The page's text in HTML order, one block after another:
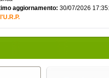
aggiornamento: 30/07/2026